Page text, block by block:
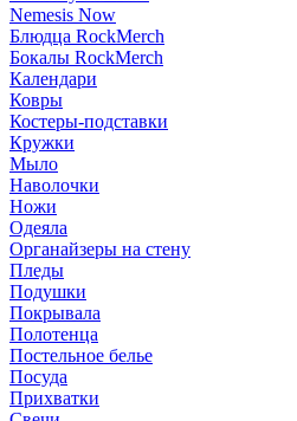
Nemesis Now
Блюдца RockMerch
Бокалы RockMerch
Календари
Ковры
Костеры-подставки
Кружки
Мыло
Наволочки
Ножи
Одеяла
Органайзеры на стену
Пледы
Подушки
Покрывала
Полотенца
Постельное белье
Посуда
Прихватки